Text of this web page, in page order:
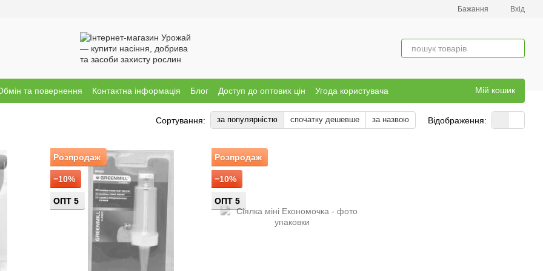
Бажання Вхід
та повернення Контактна інформація Блог Доступ до оптових цін
Угода користувача
Мій кошик
Сортування: за популярністю спочатку дешевше за назвою Відображення:
Розпродаж
−10%
ОПТ 5
Розпродаж
−10%
ОПТ 5